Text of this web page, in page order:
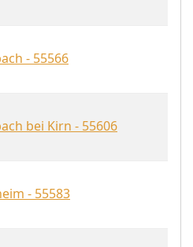
- 55566
bei Kirn - 55606
- 55583